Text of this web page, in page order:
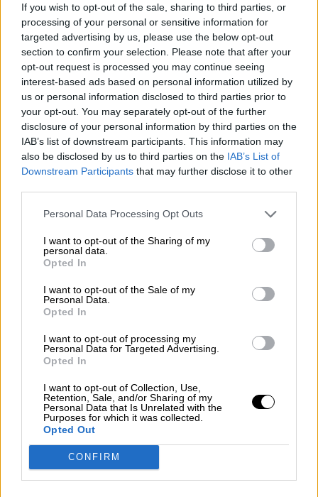
If you wish to opt-out of the sale, sharing to third parties, or
processing of your personal or sensitive information for
targeted advertising by us, please use the below opt-out
section to confirm your selection. Please note that after your
opt-out request is processed you may continue seeing
interest-based ads based on personal information utilized by
us or personal information disclosed to third parties prior to
your opt-out. You may separately opt-out of the further
disclosure of your personal information by third parties on the
IAB’s list of downstream participants. This information may
also be disclosed by us to third parties on the IAB’s List of
Downstream Participants that may further disclose it to other
Personal Data Processing Opt Outs
I want to opt-out of the Sharing of my
personal data.
Opted In
I want to opt-out of the Sale of my
Personal Data.
Opted In
I want to opt-out of processing my
Personal Data for Targeted Advertising.
Opted In
I want to opt-out of Collection, Use,
Retention, Sale, and/or Sharing of my
Personal Data that Is Unrelated with the
Purposes for which it was collected.
Opted Out
CONFIRM
Europa que debieran centrar los esfuerzos
políticos en fortalecer su cohesión social y
territorial.
Los mismos que crisparon España con las
manifestaciones contra el aborto; quienes
convocaron movilizaciones contra Zapatero por
la línea de acción del Gobierno para acabar con
el terrorismo de ETA (utilizando cuando fue
necesario mediadores) y con acusaciones
terribles al entonces Presidente, inadmisibles y
falsas; los mismos que mintieron sobre la
reescribir la historia - la inmediata y la más
la corrupción del PP, el uso de fondos públicos
para vigilar a Barcenas o para blanquear la
falsos salvadores de la patria, de su unidad y de
sus símbolos. ¡Y una mierda!
aceptado las veintiún demandas de Torra y
Puigdemont y hace de bastón del PP, Casado
acusa de “alta traición” al Presidente Pedro
Sánchez, agota los peores adjetivos del
diccionario de VOX contra Sánchez, grita
afirmando que “la agenda que estamos viendo
en Cataluña es la de ETA” y amenaza con
derogar la ley sobre el aborto porque
necesitamos aumentar la natalidad.
Este PP, en su carrera por desbordar a los